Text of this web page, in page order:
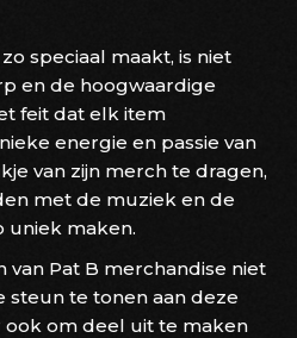
speciaal maakt, is niet
en de hoogwaardige
feit dat elk item
energie en passie van
van zijn merch te dragen,
met de muziek en de
uniek maken.
van Pat B merchandise niet
steun te tonen aan deze
om deel uit te maken